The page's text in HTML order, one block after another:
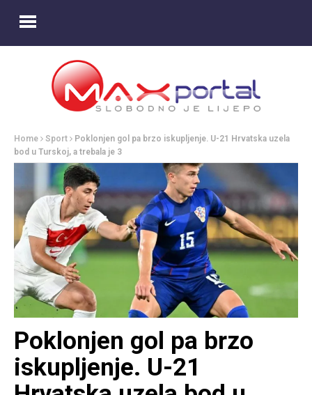
Home Sport
Poklonjen gol pa brzo iskupljenje. U-21 Hrvatska uzela
bod u Turskoj, a trebala je 3
Poklonjen gol pa brzo
iskupljenje. U-21